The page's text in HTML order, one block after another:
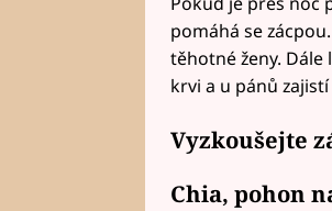
pomáhá se
těhotné ženy.
krvi a u pánů
Vyzkoušejte
Chia, pohon